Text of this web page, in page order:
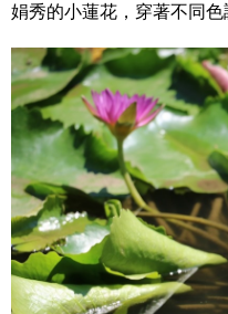
娟秀的小蓮花，穿著不同